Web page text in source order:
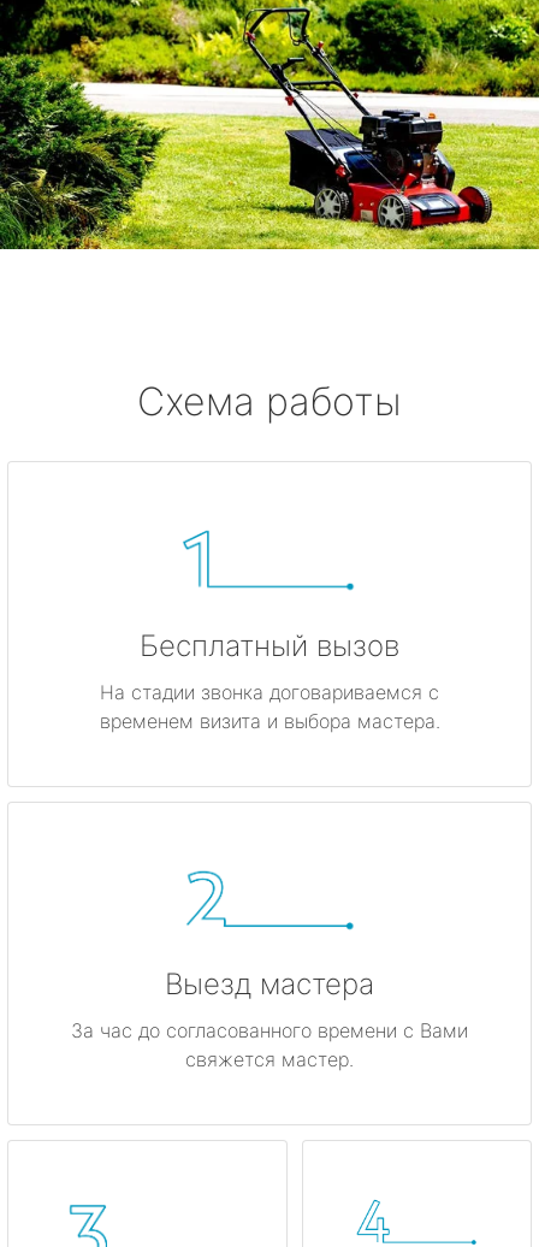
Усть-Ижора
Саперный
Петро-Славянка
Тярлево
Смолячково
Высоцк
Гатчина
Кириши
Коммунар
Кудрово
Схема работы
Бесплатный вызов
На стадии звонка договариваемся с
временем визита и выбора мастера.
Выезд мастера
За час до согласованного времени с Вами
свяжется мастер.